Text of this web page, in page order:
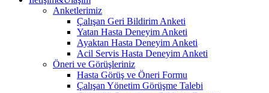
Anketlerimiz
Çalışan Geri Bildirim Anketi
Yatan Hasta Deneyim Anketi
Ayaktan Hasta Deneyim Anketi
Acil Servis Hasta Deneyim Anketi
Öneri ve Görüşleriniz
Hasta Görüş ve Öneri Formu
Çalışan Yönetim Görüşme Talebi